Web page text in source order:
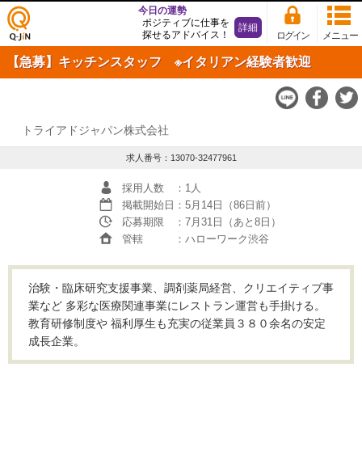
仕事
探し
の求
Q-JiN
メニュー
ログイン
今日の運勢
ポジティブに仕事を
探せるアドバイス！
詳細
【急募】キッチンスタッフ ※イタリアン経験者歓迎
トライアドジャパン株式会社
求人番号：13070-32477961
採用人数
：1人
掲載開始日 ：5月14日（86日前）
応募期限
：7月31日（あと8日）
管轄
：ハローワーク渋谷
治験・臨床研究支援事業、調剤薬局経営、クリエイティブ事
業など 多彩な医療関連事業にレストラン運営も手掛ける。
教育研修制度や 福利厚生も充実の従業員３８０余名の安定
成長企業。